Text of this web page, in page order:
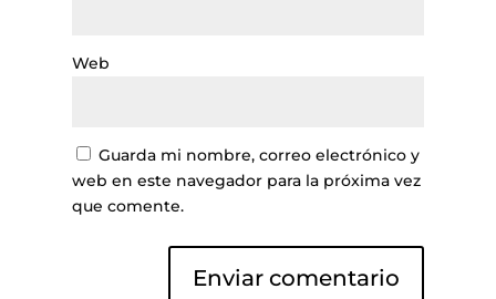
Web
Guarda mi nombre, correo electrónico y
web en este navegador para la próxima vez
que comente.